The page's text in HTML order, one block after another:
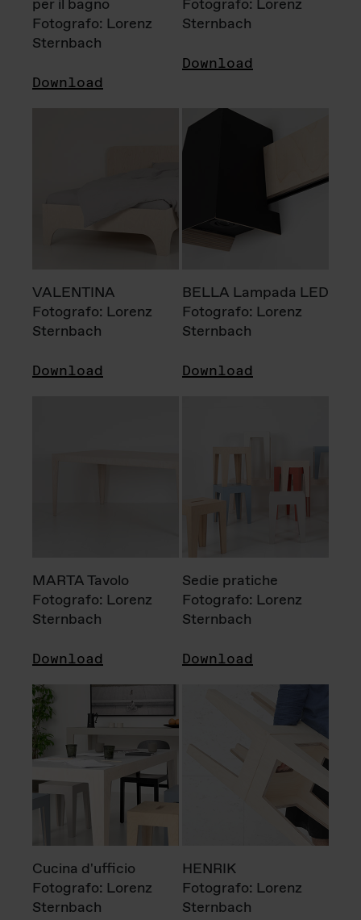
per il bagno
Fotografo: Lorenz
Sternbach
Download
Fotografo: Lorenz
Sternbach
Download
VALENTINA
Fotografo: Lorenz
Sternbach
Download
BELLA Lampada LED
Fotografo: Lorenz
Sternbach
Download
MARTA Tavolo
Fotografo: Lorenz
Sternbach
Download
Sedie pratiche
Fotografo: Lorenz
Sternbach
Download
Cucina d'ufficio
Fotografo: Lorenz
Sternbach
HENRIK
Fotografo: Lorenz
Sternbach